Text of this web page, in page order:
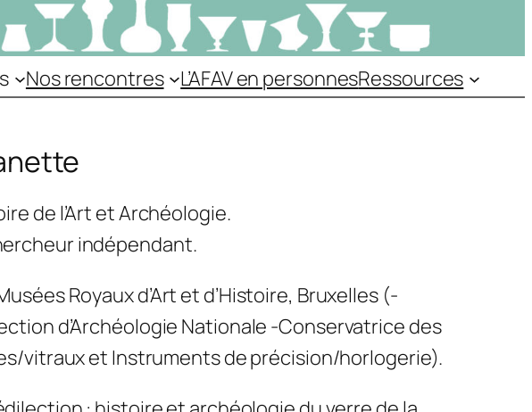
Nos rencontres L’AFAV en personnesRessources
de l’Art et Archéologie.
indépendant.
Royaux d’Art et d’Histoire, Bruxelles (-
d’Archéologie Nationale -Conservatrice des
vitraux et Instruments de précision/horlogerie).